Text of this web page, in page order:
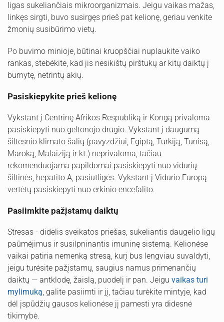
ligas sukeliančiais mikroorganizmais. Jeigu vaikas mažas,
linkęs sirgti, buvo susirgęs prieš pat kelionę, geriau venkite
žmonių susibūrimo vietų.
Po buvimo minioje, būtinai kruopščiai nuplaukite vaiko
rankas, stebėkite, kad jis nesikištų pirštukų ar kitų daiktų į
burnytę, netrintų akių.
Pasiskiepykite prieš kelionę
Vykstant į Centrinę Afrikos Respubliką ir Kongą privaloma
pasiskiepyti nuo geltonojo drugio. Vykstant į daugumą
šiltesnio klimato šalių (pavyzdžiui, Egiptą, Turkiją, Tunisą,
Maroką, Malaiziją ir kt.) neprivaloma, tačiau
rekomenduojama papildomai pasiskiepyti nuo vidurių
šiltinės, hepatito A, pasiutligės. Vykstant į Vidurio Europą
vertėtų pasiskiepyti nuo erkinio encefalito.
Pasiimkite pažįstamų daiktų
Stresas - didelis sveikatos priešas, sukeliantis daugelio ligų
paūmėjimus ir susilpninantis imuninę sistemą. Kelionėse
vaikai patiria nemenką stresą, kurį bus lengviau suvaldyti,
jeigu turėsite pažįstamų, saugius namus primenančių
daiktų — antklodę, žaislą, puodelį ir pan. Jeigu vaikas turi
mylimuką, galite pasiimti ir jį, tačiau turėkite mintyje, kad
dėl įspūdžių gausos kelionėse jį pamesti yra didesnė
tikimybė.